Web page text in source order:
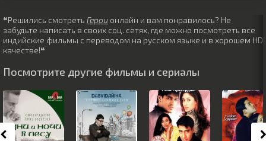
❝Решились смотреть Герои онлайн и вам понравилось? Не
забудьте написать в своих соц. сетях, где можно посмотреть все
индийские фильмы с переводом на русском языке и в хорошем HD
качестве!❝
Посмотрите другие фильмы и сериалы